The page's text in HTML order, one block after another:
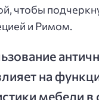
чтобы
и Римом.
на
мебели в